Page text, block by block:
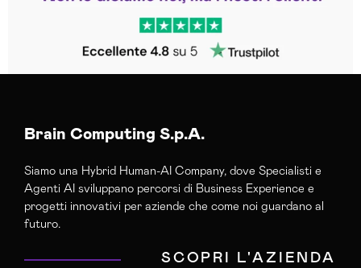
Brain Computing S.p.A.
Siamo una Hybrid Human-AI Company, dove Specialisti e
Agenti AI sviluppano percorsi di Business Experience e
progetti innovativi per aziende che come noi guardano al
futuro.
SCOPRI L'AZIENDA